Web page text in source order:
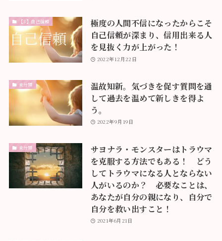
【3】自己信頼
極度の人間不信になったからこそ
自己信頼が深まり、信用出来る人
を見抜く力が上がった！
2022年12月22日
未分類
温故知新。気づきを促す質問を通
して過去を温めて新しきを得よ
う。
2022年9月19日
未分類
サヨナラ・モンスターはトラウマ
を克服する方法でもある！ どう
してトラウマになる人とならない
人がいるのか？ 必要なことは、
あなたが自分の親になり、自分で
自分を救い出すこと！
2021年6月21日